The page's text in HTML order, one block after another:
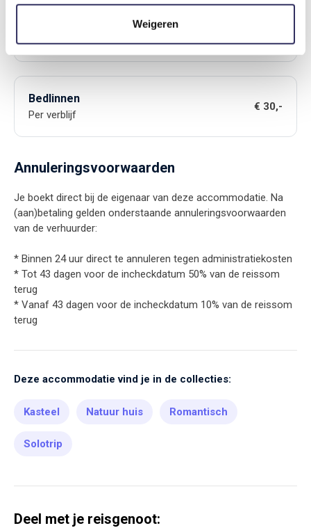
Weigeren
Schoonmaakkosten
Bedlinnen
Per verblijf
€ 30,-
Annuleringsvoorwaarden
Je boekt direct bij de eigenaar van deze accommodatie. Na
(aan)betaling gelden onderstaande annuleringsvoorwaarden
van de verhuurder:
* Binnen 24 uur direct te annuleren tegen administratiekosten
* Tot 43 dagen voor de incheckdatum 50% van de reissom
terug
* Vanaf 43 dagen voor de incheckdatum 10% van de reissom
terug
Deze accommodatie vind je in de collecties:
Kasteel Natuur huis Romantisch
Solotrip
Deel met je reisgenoot: